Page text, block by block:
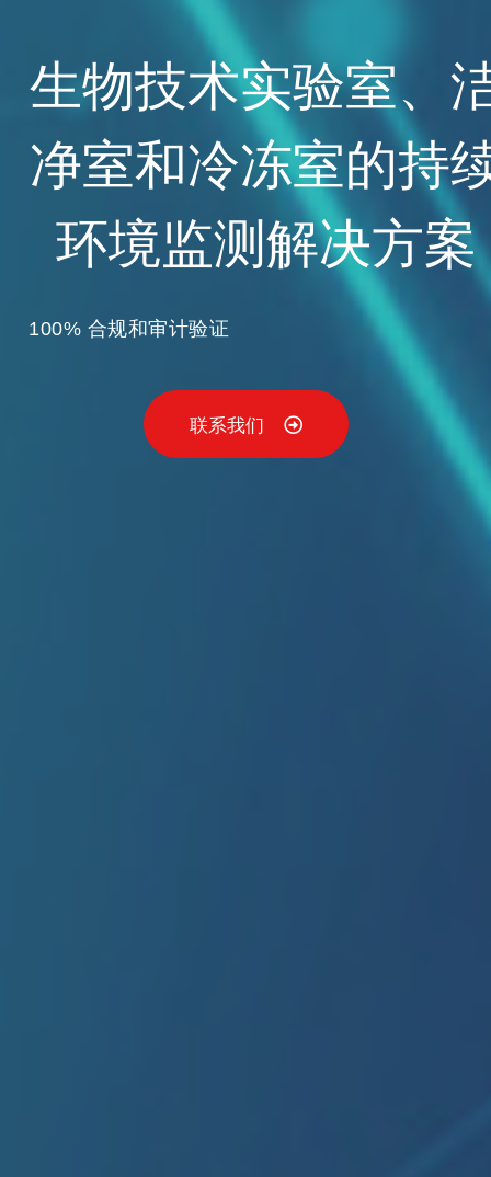
生物技术实验室、
净室和冷冻室的持
环境监测解决方案
100% 合规和审计验证
联系我们